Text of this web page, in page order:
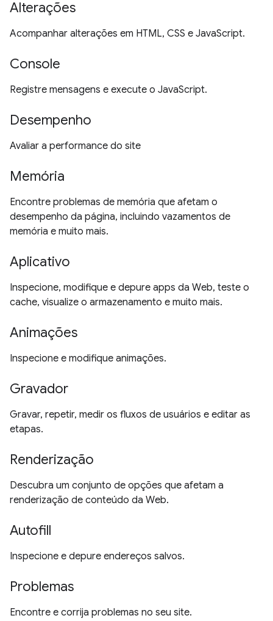
Alterações
Acompanhar alterações em HTML, CSS e JavaScript.
Console
Registre mensagens e execute o JavaScript.
Desempenho
Avaliar a performance do site
Memória
Encontre problemas de memória que afetam o
desempenho da página, incluindo vazamentos de
memória e muito mais.
Aplicativo
Inspecione, modifique e depure apps da Web, teste o
cache, visualize o armazenamento e muito mais.
Animações
Inspecione e modifique animações.
Gravador
Gravar, repetir, medir os fluxos de usuários e editar as
etapas.
Renderização
Descubra um conjunto de opções que afetam a
renderização de conteúdo da Web.
Autofill
Inspecione e depure endereços salvos.
Problemas
Encontre e corrija problemas no seu site.